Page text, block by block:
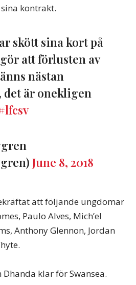
kontrakt.
skött sina kort på
att förlusten av
nästan
det är onekligen
June 8, 2018
att följande ungdomar
Paulo Alves, Mich’el
Anthony Glennon, Jordan
klar för Swansea.